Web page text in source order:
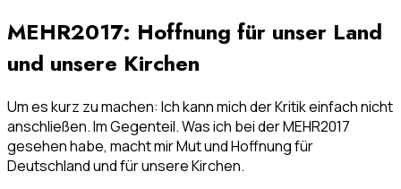
MEHR2017: Hoffnung für unser Land
und unsere Kirchen
Um es kurz zu machen: Ich kann mich der Kritik einfach nicht
anschließen. Im Gegenteil. Was ich bei der MEHR2017
gesehen habe, macht mir Mut und Hoffnung für
Deutschland und für unsere Kirchen.